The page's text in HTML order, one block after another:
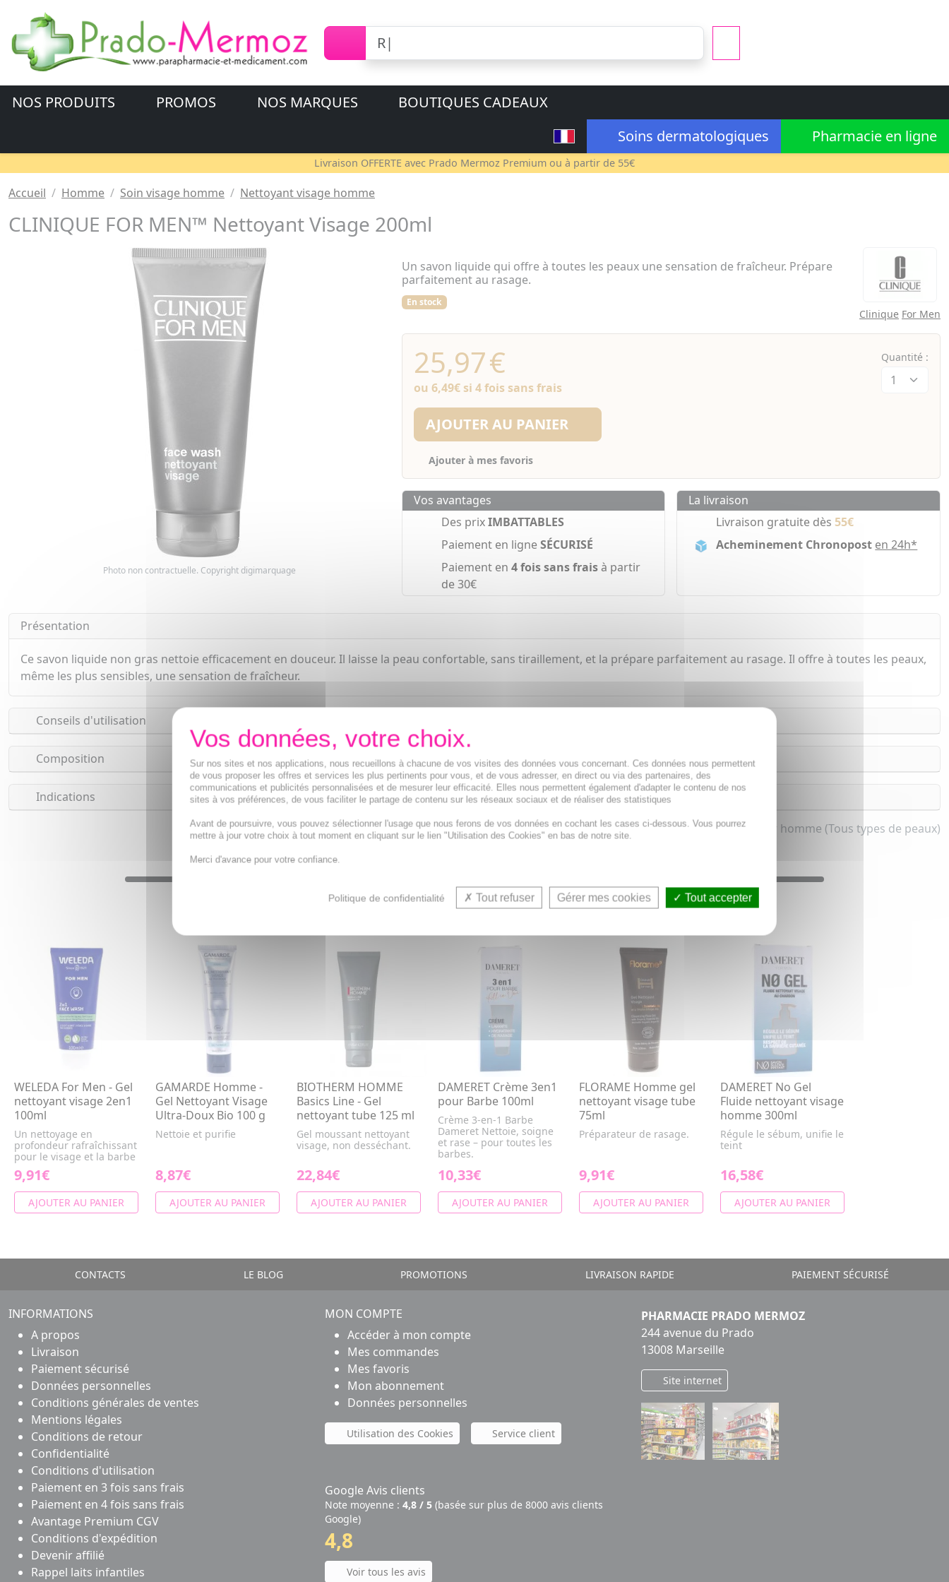
NOS PRODUITS PROMOS NOS MARQUES
BOUTIQUES CADEAUX
Soins dermatologiques
Pharmacie en ligne
Livraison OFFERTE avec Prado Mermoz Premium ou à partir de 55€
Accueil Homme Soin visage homme Nettoyant visage homme
CLINIQUE FOR MEN™ Nettoyant Visage 200ml
Photo non contractuelle. Copyright digimarquage
Un savon liquide qui offre à toutes les peaux une sensation de fraîcheur. Prépare
parfaitement au rasage.
En stock
Clinique For Men
25,97€
ou 6,49€si 4 fois sans frais
Quantité :
AJOUTER AU PANIER
Ajouter à mes favoris
Vos avantages
Des prixIMBATTABLES
Paiement en ligneSÉCURISÉ
Paiement en 4 fois sans fraisà partir
de 30€
La livraison
Livraison gratuite dès 55€
Acheminement Chronopost en 24h*
Présentation
Ce savon liquide non gras nettoie efficacement en douceur. Il laisse la peau confortable, sans tiraillement, et la prépare parfaitement au rasage. Il offre à toutes les peaux,
même les plus sensibles, une sensation de fraîcheur.
Conseils d'utilisation
Composition
Indications
Nettoyant visage homme pour homme (Tous types de peaux)
VOUS AIMEREZ AUSSI...
WELEDA For Men - Gel
nettoyant visage 2en1
100ml
Un nettoyage en
profondeur rafraîchissant
pour le visage et la barbe
9,91€
AJOUTER AU PANIER
GAMARDE Homme -
Gel Nettoyant Visage
Ultra-Doux Bio 100 g
Nettoie et purifie
8,87€
AJOUTER AU PANIER
BIOTHERM HOMME
Basics Line - Gel
nettoyant tube 125 ml
Gel moussant nettoyant
visage, non desséchant.
22,84€
AJOUTER AU PANIER
DAMERET Crème 3en1
pour Barbe 100ml
Crème 3-en-1 Barbe
Dameret Nettoie, soigne
et rase – pour toutes les
barbes.
10,33€
AJOUTER AU PANIER
FLORAME Homme gel
nettoyant visage tube
75ml
Préparateur de rasage.
9,91€
AJOUTER AU PANIER
DAMERET No Gel
Fluide nettoyant visage
homme 300ml
Régule le sébum, unifie le
teint
16,58€
AJOUTER AU PANIER
CONTACTS LE BLOG PROMOTIONS LIVRAISON RAPIDE PAIEMENT SÉCURISÉ
INFORMATIONS
A propos
Livraison
Paiement sécurisé
Données personnelles
Conditions générales de ventes
Mentions légales
Conditions de retour
Confidentialité
Conditions d'utilisation
Paiement en 3 fois sans frais
Paiement en 4 fois sans frais
Avantage Premium CGV
Conditions d'expédition
Devenir affilié
Rappel laits infantiles
MON COMPTE
Accéder à mon compte
Mes commandes
Mes favoris
Mon abonnement
Données personnelles
Utilisation des Cookies Service client
Google Avis clients
Note moyenne : 4,8 / 5 (basée sur plus de 8000 avis clients
Google)
4,8
Voir tous les avis
PHARMACIE PRADO MERMOZ
244 avenue du Prado
13008 Marseille
Site internet
Sur nos sites et nos applications, nous recueillons à chacune de vos visites des données vous concernant. Ces données nous permettent
de vous proposer les offres et services les plus pertinents pour vous, et de vous adresser, en direct ou via des partenaires, des
communications et publicités personnalisées et de mesurer leur efficacité. Elles nous permettent également d'adapter le contenu de nos
sites à vos préférences, de vous faciliter le partage de contenu sur les réseaux sociaux et de réaliser des statistiques
Avant de poursuivre, vous pouvez sélectionner l'usage que nous ferons de vos données en cochant les cases ci-dessous. Vous pourrez
mettre à jour votre choix à tout moment en cliquant sur le lien "Utilisation des Cookies" en bas de notre site.
Merci d'avance pour votre confiance.
Politique de confidentialité Tout refuser Gérer mes cookies Tout accepter